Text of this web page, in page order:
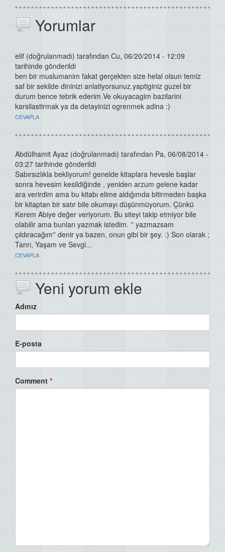
Yorumlar
elif (doğrulanmadı) tarafından Cu, 06/20/2014 - 12:09
tarihinde gönderildi
ben bir muslumanim fakat gerçekten size helal olsun temiz
saf bir sekilde dininizi anlatiyorsunuz.yaptiginiz guzel bir
durum bence tebrik ederim.Ve okuyacagim bazilarini
karsilastirmak ya da detayinizi ogrenmek adina :)
CEVAPLA
Abdülhamit Ayaz (doğrulanmadı) tarafından Pa, 06/08/2014 -
03:27 tarihinde gönderildi
Sabırsızlıkla bekliyorum! genelde kitaplara hevesle başlar
sonra hevesim kesildiğinde , yeniden arzum gelene kadar
ara verirdim ama bu kitabı elime aldığımda bitirmeden başka
bir kitaptan bir satır bile okumayı düşünmüyorum. Çünkü
Kerem Abiye değer veriyorum. Bu siteyi takip etmiyor bile
olabilir ama bunları yazmak istedim. '' yazmazsam
çıldıracağım'' denir ya bazen, onun gibi bir şey. :) Son olarak ;
Tanrı, Yaşam ve Sevgi...
CEVAPLA
Yeni yorum ekle
Adınız
E-posta
Comment *